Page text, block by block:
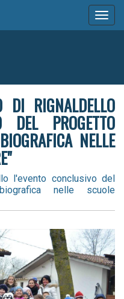
DI RIGNALDELLO
DEL PROGETTO
NELLE
l'evento conclusivo del
nelle scuole